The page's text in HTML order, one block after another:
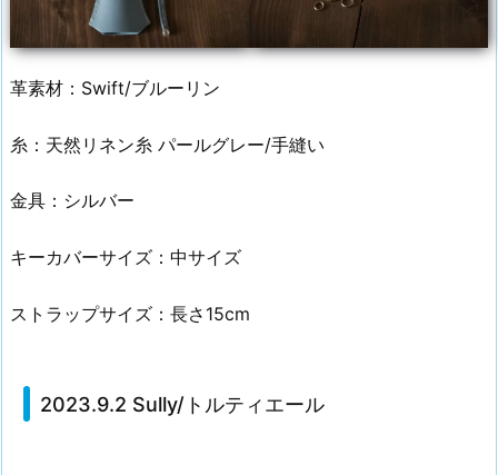
革素材：Swift/ブルーリン
糸：天然リネン糸 パールグレー/手縫い
金具：シルバー
キーカバーサイズ：中サイズ
ストラップサイズ：長さ15cm
2023.9.2 Sully/トルティエール